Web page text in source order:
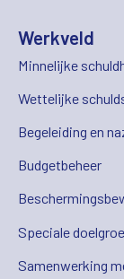
Werkveld
Minnelijke
Wettelijke
Begeleiding en
Budgetbeheer
Speciale
Samenwerking